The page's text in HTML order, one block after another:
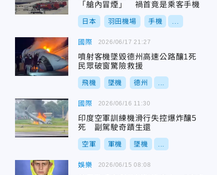
「艙內冒煙」 禍首竟是乘客手機
日本 羽田機場 手機
國際
噴射客機墜毀德州高速公路釀1死
民眾破窗驚險救援
飛機 墜機 德州
2026/06/17 21:27
國際
印度空軍訓練機滑行失控爆炸釀5
死 副駕駛奇蹟生還
空軍 軍機 墜機
2026/06/16 11:30
娛樂 2026/06/15 08:08